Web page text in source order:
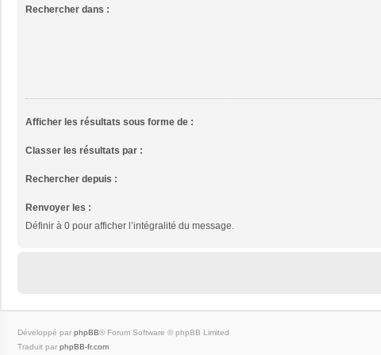
Rechercher dans :
Afficher les résultats sous forme de :
Classer les résultats par :
Rechercher depuis :
Renvoyer les :
Définir à 0 pour afficher l’intégralité du message.
Développé par phpBB® Forum Software © phpBB Limited
Traduit par phpBB-fr.com